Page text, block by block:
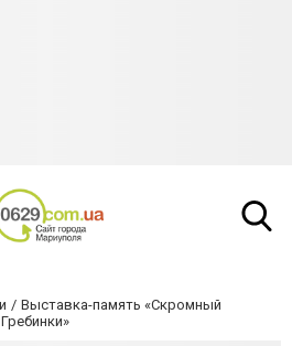
Выставка-память «Скромный